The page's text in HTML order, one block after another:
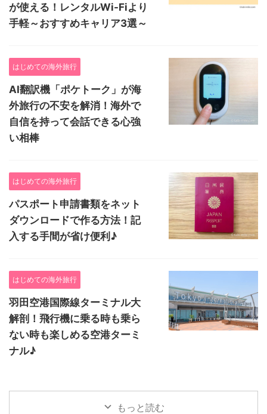
が使える！レンタルWi-Fiより
手軽～おすすめキャリア3選～
はじめての海外旅行
AI翻訳機「ポケトーク」が海
外旅行の不安を解消！海外で
自信を持って会話できる心強
い相棒
はじめての海外旅行
パスポート申請書類をネット
ダウンロードで作る方法！記
入する手間が省け便利♪
はじめての海外旅行
羽田空港国際線ターミナル大
解剖！飛行機に乗る時も乗ら
ない時も楽しめる空港ターミ
ナル♪
もっと読む